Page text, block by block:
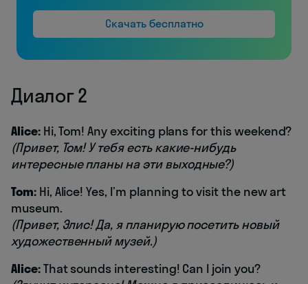
Скачать бесплатно
Диалог 2
Alice:Hi, Tom! Any exciting plans for this weekend?
(Привет, Том! У тебя есть какие-нибудь
интересные планы на эти выходные?)
Tom:Hi, Alice! Yes, I’m planning to visit the new art
museum.
(Привет, Элис! Да, я планирую посетить новый
художественный музей.)
Alice:That sounds interesting! Can I join you?